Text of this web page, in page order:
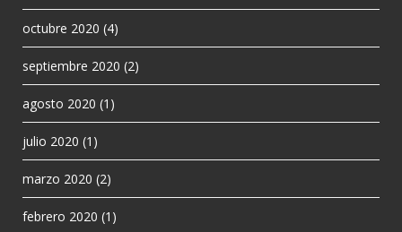
octubre 2020 (4)
septiembre 2020 (2)
agosto 2020 (1)
julio 2020 (1)
marzo 2020 (2)
febrero 2020 (1)